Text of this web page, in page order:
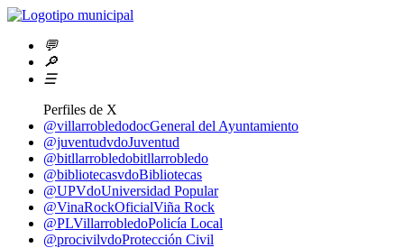
💬
🔎
☰
Perfiles de X
@villarrobledodocGeneral del Ayuntamiento
@juventudvdoJuventud
@bitllarrobledobitllarrobledo
@bibliotecasvdoBibliotecas
@UPVdoUniversidad Popular
@VinaRockOficialViña Rock
@PLVillarrobledoPolicía Local
@procivilvdoProtección Civil